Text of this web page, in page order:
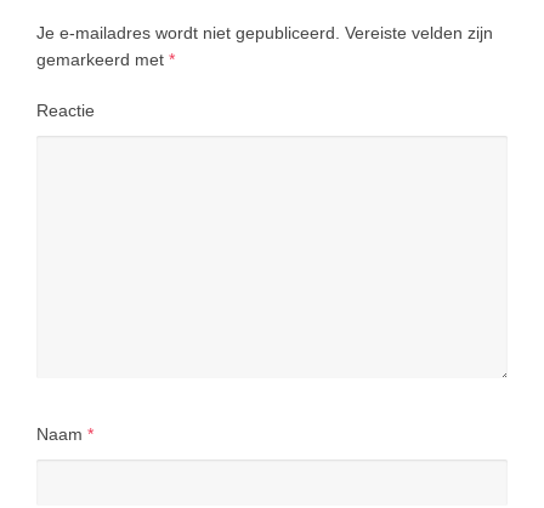
Je e-mailadres wordt niet gepubliceerd. Vereiste velden zijn
gemarkeerd met *
Reactie
Naam *